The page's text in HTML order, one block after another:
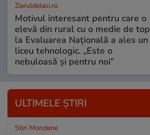
ZiaruldeIasi.ro
Motivul interesant pentru care o
elevă din rural cu o medie de top
la Evaluarea Națională a ales un
liceu tehnologic. „Este o
nebuloasă și pentru noi”
ULTIMELE ȘTIRI
Stiri Mondene